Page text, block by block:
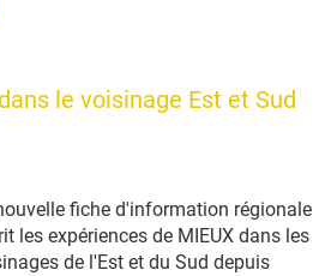
le voisinage Est et Sud
fiche d'information régionale
les expériences de MIEUX dans les
de l'Est et du Sud depuis